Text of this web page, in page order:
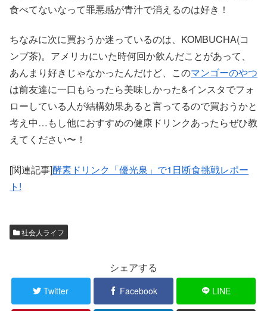
食べてないなって罪悪感が青汁で消えるのは好き！
ちなみに次に買おうか迷っているのは、KOMBUCHA(コ
ンブ茶)。アメリカにいた時何回か飲んだことがあって、
あんまり好きじゃなかったんだけど、このマンゴーのやつ
は前友達に一口もらったら美味しかった&インスタでフォ
ローしている人が結構効果あると言ってるので買おうかと
考え中…もし他におすすめの健康ドリンクあったらぜひ教
えてください〜！
[関連記事]酵素ドリンク「優光泉」で1日断食挑戦レポー
ト!
社会人ライフ
シェアする
Twitter Facebook LINE